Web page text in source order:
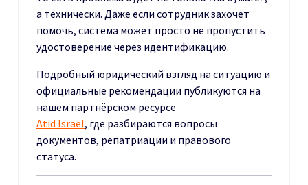
а технически. Даже если сотрудник захочет
помочь, система может просто не пропустить
удостоверение через идентификацию.
Подробный юридический взгляд на ситуацию и
официальные рекомендации публикуются на
нашем партнёрском ресурсе
Atid Israel, где разбираются вопросы
документов, репатриации и правового
статуса.